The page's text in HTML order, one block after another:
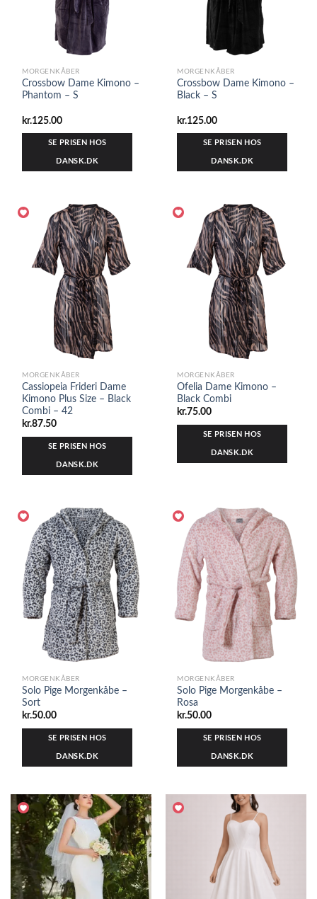
MORGENKÅBER
Crossbow Dame Kimono –
Phantom – S
kr.125.00
SE PRISEN HOS
DANSK.DK
MORGENKÅBER
Crossbow Dame Kimono –
Black – S
kr.125.00
SE PRISEN HOS
DANSK.DK
MORGENKÅBER
Cassiopeia Frideri Dame
Kimono Plus Size – Black
Combi – 42
kr.87.50
SE PRISEN HOS
DANSK.DK
MORGENKÅBER
Ofelia Dame Kimono –
Black Combi
kr.75.00
SE PRISEN HOS
DANSK.DK
MORGENKÅBER
Solo Pige Morgenkåbe –
Sort
kr.50.00
SE PRISEN HOS
DANSK.DK
MORGENKÅBER
Solo Pige Morgenkåbe –
Rosa
kr.50.00
SE PRISEN HOS
DANSK.DK